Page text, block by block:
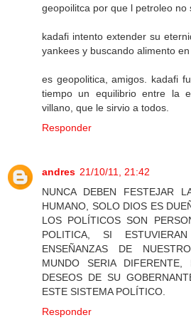
geopoilitca por que l petroleo no
kadafi intento extender su
yankees y buscando alimento
es geopolitica, amigos. kadafi
tiempo un equilibrio entre la
villano, que le sirvio a todos.
Responder
andres 21/10/11, 21:42
NUNCA DEBEN FESTEJAR
HUMANO, SOLO DIOS ES
LOS POLÍTICOS SON
POLITICA, SI
ENSEÑANZAS DE
MUNDO SERIA
DESEOS DE SU
ESTE SISTEMA POLÍTICO.
Responder